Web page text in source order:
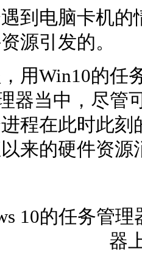
到电脑卡机
源引发的。
用Win10的
器当中，尽管
程在此时此
来的硬件资源